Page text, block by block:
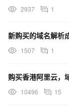
2937 1
新购买的域名解析
1507 1
购买香港阿里云，
10496 15